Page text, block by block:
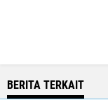
BERITA TERKAIT